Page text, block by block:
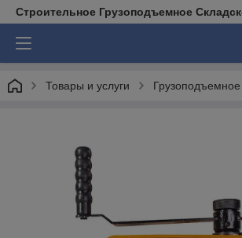
Строительное Грузоподъемное
Товары и услуги